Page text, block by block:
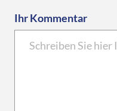
Ihr Kommentar